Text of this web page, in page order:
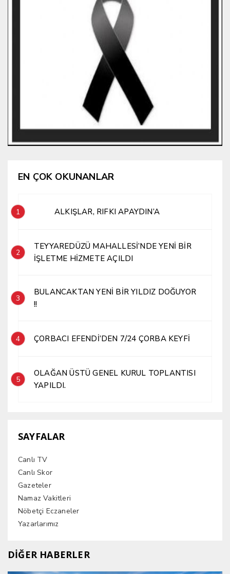
EN ÇOK OKUNANLAR
1 ALKIŞLAR, RIFKI APAYDIN’A
2
TEYYAREDÜZÜ MAHALLESİ’NDE YENİ BİR
İŞLETME HİZMETE AÇILDI
3
BULANCAKTAN YENİ BİR YILDIZ DOĞUYOR
!!
4 ÇORBACI EFENDİ’DEN 7/24 ÇORBA KEYFİ
5
OLAĞAN ÜSTÜ GENEL KURUL TOPLANTISI
YAPILDI.
SAYFALAR
Canlı TV
Canlı Skor
Gazeteler
Namaz Vakitleri
Nöbetçi Eczaneler
Yazarlarımız
DİĞER HABERLER